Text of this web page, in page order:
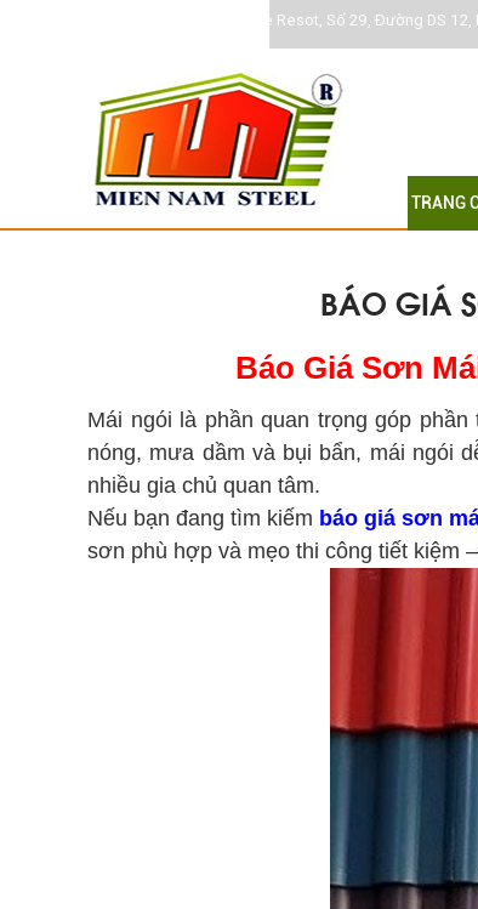
Khu DC Jamona Home Resot, Số 29, Đường DS
TRANG
BÁO GIÁ
Báo Giá Sơn
Mái ngói là phần quan trọng góp
nóng, mưa dầm và bụi bẩn, mái ngói
nhiều gia chủ quan tâm.
Nếu bạn đang tìm kiếm báo giá sơn
sơn phù hợp và mẹo thi công tiết kiệm